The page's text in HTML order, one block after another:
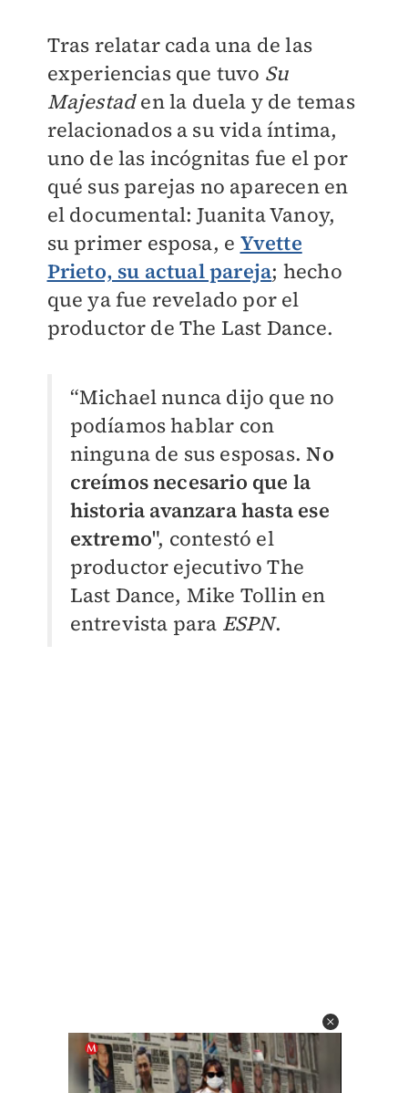
Tras relatar cada una de las
experiencias que tuvo Su
Majestaden la duela y de temas
relacionados a su vida íntima,
uno de las incógnitas fue el por
qué sus parejas no aparecen en
el documental: Juanita Vanoy,
su primer esposa, e Yvette
Prieto, su actual pareja; hecho
que ya fue revelado por el
productor de The Last Dance.
“Michael nunca dijo que no
podíamos hablar con
ninguna de sus esposas.No
creímos necesario que la
historia avanzara hasta ese
extremo", contestó el
productor ejecutivo The
Last Dance, Mike Tollin en
entrevista para ESPN.